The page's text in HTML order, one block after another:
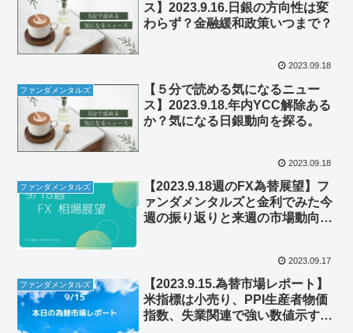
ス】2023.9.16.日銀の方向性は変
わらず？金融緩和政策いつまで？
2023.09.18
ファンダメンタルズ
【５分で読める気になるニュー
ス】2023.9.18.年内YCC解除ある
か？気になる日銀動向を探る。
2023.09.18
ファンダメンタルズ
【2023.9.18週のFX為替展望】フ
ァンダメンタルズと金利でみた今
週の振り返りと来週の市場動向を
2023.09.17
ファンダメンタルズ
【2023.9.15.為替市場レポート】
米指標は小売り、PPI生産者物価
指数、失業関連で強い数値示す。